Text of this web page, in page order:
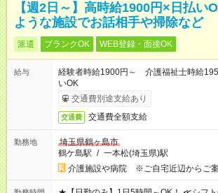
【週2日～】高時給1900円×日払い
ような施設でお話相手や掃除など
派遣 ブランクOK WEB登録・面接OK
給与
経験者時給1900円～ 介護福祉士時給
いOK
交通費別途支給あり
交通費 交通費全額支給
勤務地
埼玉県鶴ヶ島市
鶴ケ島駅 / 一本松(埼玉県)駅
介護施設や病院 ※ご自宅近辺からご